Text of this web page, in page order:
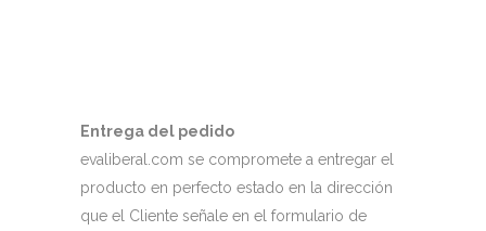
Entrega del pedido
evaliberal.com se compromete a entregar el
producto en perfecto estado en la dirección
que el Cliente señale en el formulario de